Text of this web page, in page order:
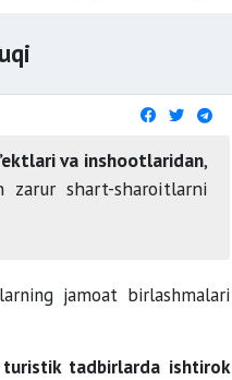
va inshootlaridan,
zarur shart-sharoitlarni
jamoat birlashmalari
tadbirlarda ishtirok